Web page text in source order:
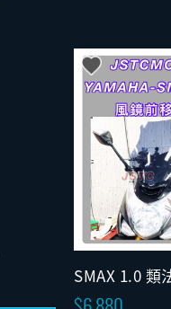
SMAX 1.0 類
版)